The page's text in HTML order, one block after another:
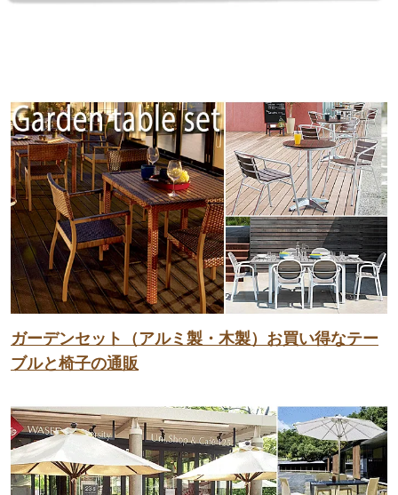
ガーデンセット（アルミ製・木製）お買い得なテー
ブルと椅子の通販